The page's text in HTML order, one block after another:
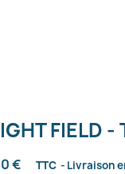
FIELD -
€ TTC Livraison